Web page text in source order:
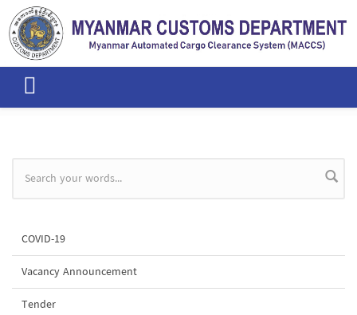
Skip to main content
Search form
COVID-19
Vacancy Announcement
Tender